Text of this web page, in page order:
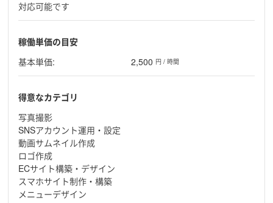
対応可能です
稼働単価の目安
基本単価:
2,500 円 / 時間
得意なカテゴリ
写真撮影
SNSアカウント運用・設定
動画サムネイル作成
ロゴ作成
ECサイト構築・デザイン
スマホサイト制作・構築
メニューデザイン